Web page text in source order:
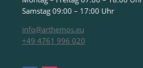
Samstag 09:00 – 17:00 Uhr
info@arthemos.eu
+49 4761 996 020